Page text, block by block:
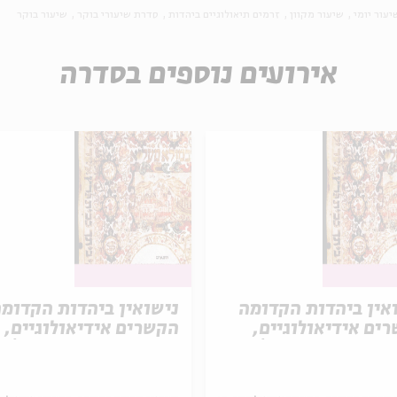
אירועים נוספים בסדרה
ביהדות הקדומה
אידיאולוגיים,
נישואין ביהדות
הקשרים אידיאולוגיים,